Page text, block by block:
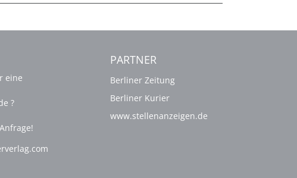
eine
?
PARTNER
Berliner Zeitung
Berliner Kurier
www.stellenanzeigen.de